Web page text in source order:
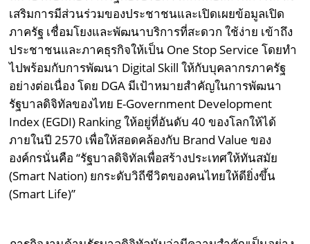
เสริมการมีส่วนร่วมของประชาชนและเปิดเผยข้อมูลเปิด
ภาครัฐ เชื่อมโยงและพัฒนาบริการที่สะดวก ใช้ง่าย เข้าถึง
ประชาชนและภาคธุรกิจให้เป็น One Stop Service โดยทำ
ไปพร้อมกับการพัฒนา Digital Skill ให้กับบุคลากรภาครัฐ
อย่างต่อเนื่อง โดย DGA มีเป้าหมายสำคัญในการพัฒนา
รัฐบาลดิจิทัลของไทย E-Government Development
Index (EGDI) Ranking ให้อยู่ที่อันดับ 40 ของโลกให้ได้
ภายในปี 2570 เพื่อให้สอดคล้องกับ Brand Value ของ
องค์กรนั่นคือ “รัฐบาลดิจิทัลเพื่อสร้างประเทศให้ทันสมัย
(Smart Nation) ยกระดับวิถีชีวิตของคนไทยให้ดียิ่งขึ้น
(Smart Life)”